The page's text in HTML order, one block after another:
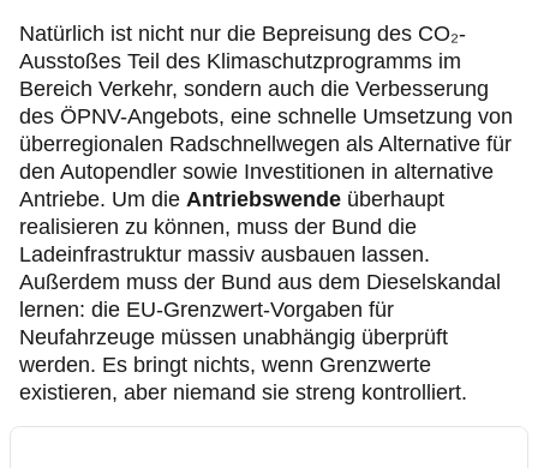
Natürlich ist nicht nur die Bepreisung des CO₂-
Ausstoßes Teil des Klimaschutzprogramms im
Bereich Verkehr, sondern auch die Verbesserung
des ÖPNV-Angebots, eine schnelle Umsetzung von
überregionalen Radschnellwegen als Alternative für
den Autopendler sowie Investitionen in alternative
Antriebe. Um die Antriebswende überhaupt
realisieren zu können, muss der Bund die
Ladeinfrastruktur massiv ausbauen lassen.
Außerdem muss der Bund aus dem Dieselskandal
lernen: die EU-Grenzwert-Vorgaben für
Neufahrzeuge müssen unabhängig überprüft
werden. Es bringt nichts, wenn Grenzwerte
existieren, aber niemand sie streng kontrolliert.